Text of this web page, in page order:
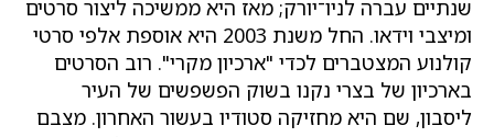
שנתיים עברה לניו־יורק; מאז היא ממשיכה ליצור סרטים
ומיצבי וידאו. החל משנת 2003 היא אוספת אלפי סרטי
קולנוע המצטברים לכדי "ארכיון מקרי". רוב הסרטים
בארכיון של בצרי נקנו בשוק הפשפשים של העיר
ליסבון, שם היא מחזיקה סטודיו בעשור האחרון. מצבם